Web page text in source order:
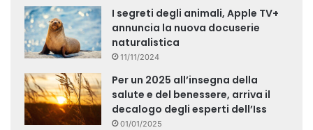
I segreti degli animali, Apple TV+
annuncia la nuova docuserie
naturalistica
11/11/2024
Per un 2025 all’insegna della
salute e del benessere, arriva il
decalogo degli esperti dell’Iss
01/01/2025